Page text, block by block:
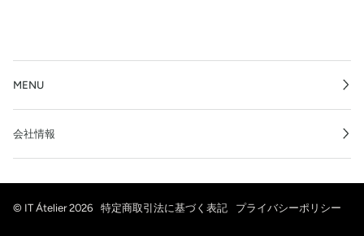
MENU
会社情報
© IT Átelier2026 特定商取引法に基づく表記 プライバシーポリシー